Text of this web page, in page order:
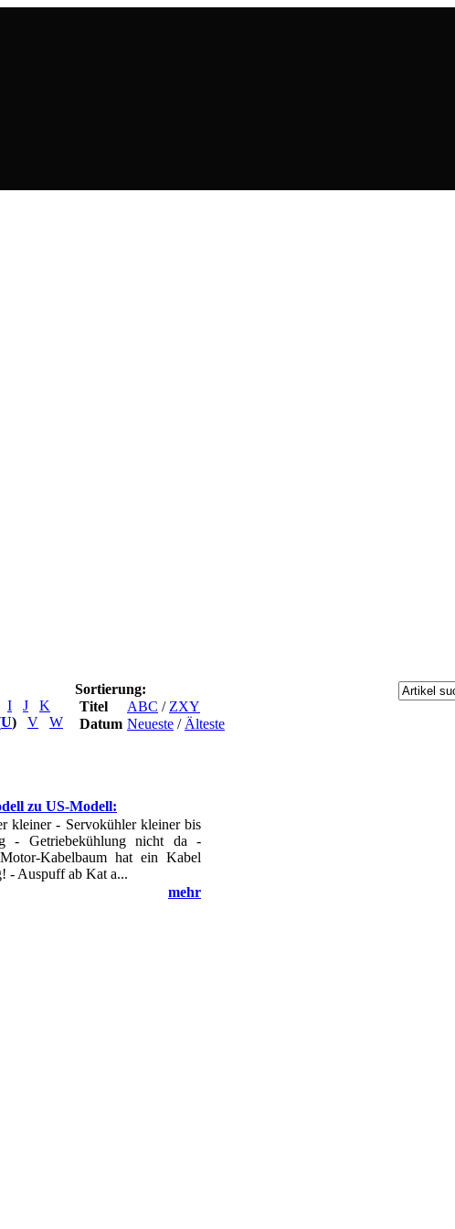
I J
K
U) V
W
Sortierung:
Titel
ABC / ZXY
Datum Neueste / Älteste
zu US-Modell:
kleiner - Servokühler kleiner bis
- Getriebekühlung nicht da -
Kabelbaum hat ein Kabel
- Auspuff ab Kat a...
mehr